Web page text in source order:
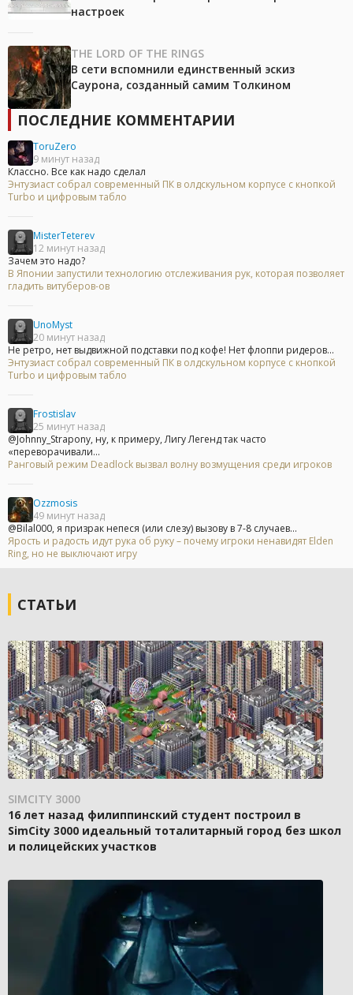
настроек
THE LORD OF THE RINGS
В сети вспомнили единственный эскиз
Саурона, созданный самим Толкином
ПОСЛЕДНИЕ КОММЕНТАРИИ
ToruZero
9 минут назад
Классно. Все как надо сделал
Энтузиаст собрал современный ПК в олдскульном корпусе с кнопкой
Turbo и цифровым табло
MisterTeterev
12 минут назад
Зачем это надо?
В Японии запустили технологию отслеживания рук, которая позволяет
гладить витуберов-ов
UnoMyst
20 минут назад
Не ретро, нет выдвижной подставки под кофе! Нет флоппи ридеров...
Энтузиаст собрал современный ПК в олдскульном корпусе с кнопкой
Turbo и цифровым табло
Frostislav
25 минут назад
@Johnny_Strapony, ну, к примеру, Лигу Легенд так часто
«переворачивали...
Ранговый режим Deadlock вызвал волну возмущения среди игроков
Ozzmosis
49 минут назад
@Bilal000, я призрак непеся (или слезу) вызову в 7-8 случаев...
Ярость и радость идут рука об руку – почему игроки ненавидят Elden
Ring, но не выключают игру
СТАТЬИ
SIMCITY 3000
16 лет назад филиппинский студент построил в
SimCity 3000 идеальный тоталитарный город без школ
и полицейских участков